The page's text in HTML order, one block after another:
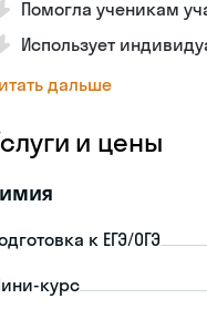
Помогла ученикам
Использует
дальше
и цены
к ЕГЭ/ОГЭ
курс